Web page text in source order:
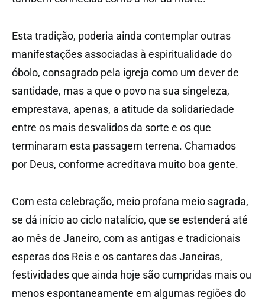
Esta tradição, poderia ainda contemplar outras
manifestações associadas à espiritualidade do
óbolo, consagrado pela igreja como um dever de
santidade, mas a que o povo na sua singeleza,
emprestava, apenas, a atitude da solidariedade
entre os mais desvalidos da sorte e os que
terminaram esta passagem terrena. Chamados
por Deus, conforme acreditava muito boa gente.
Com esta celebração, meio profana meio sagrada,
se dá início ao ciclo natalício, que se estenderá até
ao mês de Janeiro, com as antigas e tradicionais
esperas dos Reis e os cantares das Janeiras,
festividades que ainda hoje são cumpridas mais ou
menos espontaneamente em algumas regiões do